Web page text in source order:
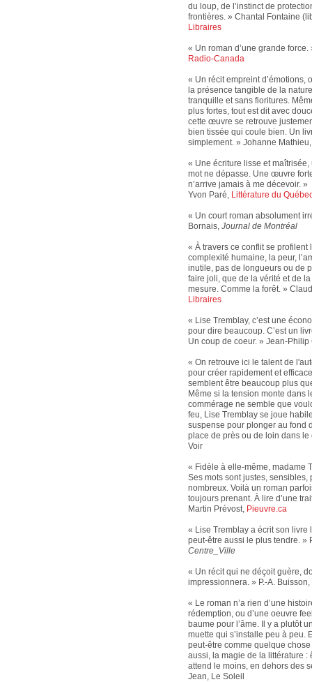
du loup, de l’instinct de
frontières. » Chantal Fontaine
Libraires
« Un roman d’une grande
Radio-Canada
« Un récit empreint d’émotions,
la présence tangible de la
tranquille et sans fioritures.
plus fortes, tout est dit avec
cette œuvre se retrouve
bien tissée qui coule bien. Un
simplement. » Johanne
« Une écriture lisse et
mot ne dépasse. Une œuvre
n’arrive jamais à me décevoir. »
Yvon Paré, Littérature du
« Un court roman absolument
Bornais, Journal de Montréal
« À travers ce conflit se profilent
complexité humaine, la peur,
inutile, pas de longueurs ou de
faire joli, que de la vérité et de
mesure. Comme la forêt. »
Libraires
« Lise Tremblay, c’est une
pour dire beaucoup. C’est un
Un coup de coeur. » Jean-Philip
« On retrouve ici le talent de
pour créer rapidement et
semblent être beaucoup plus
Même si la tension monte dans
commérage ne semble que
feu, Lise Tremblay se joue
suspense pour plonger au fond
place de près ou de loin dans
Voir
« Fidèle à elle-même, madame
Ses mots sont justes, sensibles,
nombreux. Voilà un roman
toujours prenant. À lire d’une
Martin Prévost, Pieuvre.ca
« Lise Tremblay a écrit son
peut-être aussi le plus tendre. »
Centre_Ville
« Un récit qui ne déçoit guère,
impressionnera. » P.-A. Buisson,
« Le roman n’a rien d’une
rédemption, ou d’une oeuvre
baume pour l’âme. Il y a plutôt
muette qui s’installe peu à peu.
peut-être comme quelque chose
aussi, la magie de la littérature :
attend le moins, en dehors des
Jean, Le Soleil